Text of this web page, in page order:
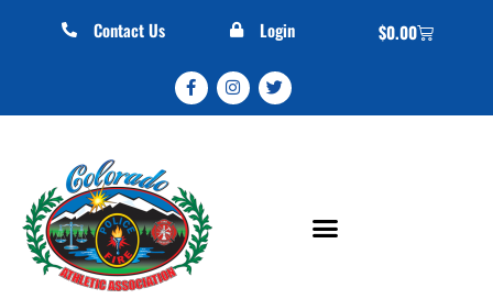
Contact Us Login $0.00